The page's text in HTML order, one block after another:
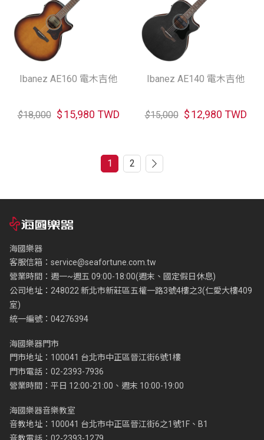
Ibanez AE160 電木吉他
$18,000 $15,980 TWD
Ibanez AE140 電木吉他
$15,000 $12,980 TWD
1 2
海國樂器
客服信箱： service@seafortune.com.tw
營業時間：週一~週五 09:00-18:00(週末、國定假日休息)
公司地址：248022 新北市新莊區五權一路3號4樓之3(仁愛大樓409
室)
統一編號：04276394
海國樂器門市
門市地址：100041 台北市中正區晉江街6號1樓
門市電話：02-2393-7936
營業時間：平日 12:00-21:00、週末 10:00-19:00
海國樂器音樂教室
音教地址：100041 台北市中正區晉江街6之1號1F、B1